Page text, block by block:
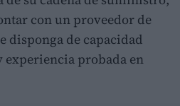
con un proveedor de
disponga de capacidad
probada en